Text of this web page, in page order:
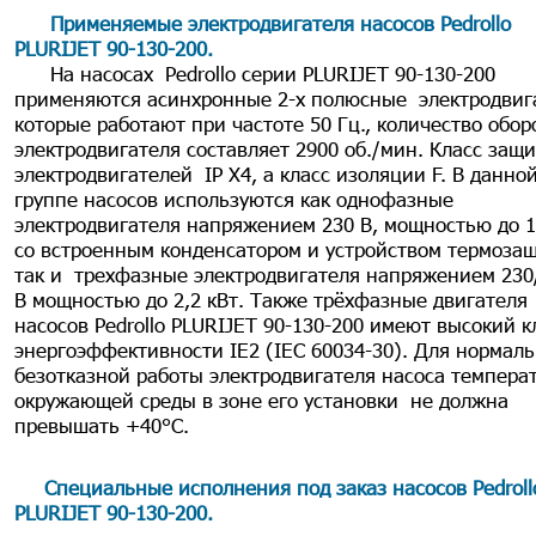
Применяемые электродвигателя насосов Pedrollo
PLURIJET 90-130-200.
На насосах Pedrollo серии PLURIJET 90-130-200
применяются асинхронные 2-х полюсные
которые работают при частоте 50 Гц., количество
электродвигателя составляет 2900 об./мин. Класс
электродвигателей IP X4, а класс изоляции F. В
группе насосов используются как однофазные
электродвигателя напряжением 230 В, мощностью до
со встроенным конденсатором и устройством
так и трехфазные электродвигателя напряжением
В мощностью до 2,2 кВт. Также трёхфазные двигателя
насосов Pedrollo PLURIJET 90-130-200 имеют высокий
энергоэффективности IE2 (IEC 60034-30). Для
безотказной работы электродвигателя насоса
окружающей среды в зоне его установки не должна
превышать +40°С.
Специальные исполнения под заказ насосов
PLURIJET 90-130-200.